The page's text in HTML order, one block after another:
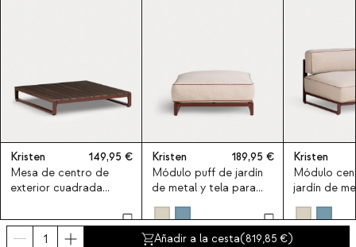
Añadir a la cesta(819,85 )
Kristen
149,95
Mesa de centro de
exterior cuadrada
de acacia y metal
Kristen
Kristen
189,95
Módulo puff de jardín
de metal y tela para
sofá modular Kristen
Kristen
Módulo
jardín de
para sofá
Kristen